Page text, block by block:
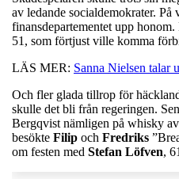
av ledande socialdemokrater. På
finansdepartementet upp
51, som förtjust ville komma
LÄS MER: Sanna Nielsen talar
Och fler glada tillrop för
skulle det bli från regeringen.
Bergqvist nämligen på whisky
besökte Filip och Fredriks
om festen med Stefan Löfven,